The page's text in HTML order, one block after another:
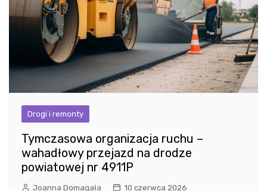
Drogi i remonty
Tymczasowa organizacja ruchu –
wahadłowy przejazd na drodze
powiatowej nr 4911P
Joanna Domagała 10 czerwca 2026